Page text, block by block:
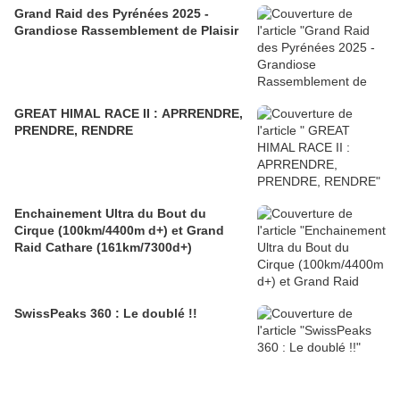
Grand Raid des Pyrénées 2025 -
Grandiose Rassemblement de Plaisir
GREAT HIMAL RACE II : APRRENDRE,
PRENDRE, RENDRE
Enchainement Ultra du Bout du
Cirque (100km/4400m d+) et Grand
Raid Cathare (161km/7300d+)
SwissPeaks 360 : Le doublé !!